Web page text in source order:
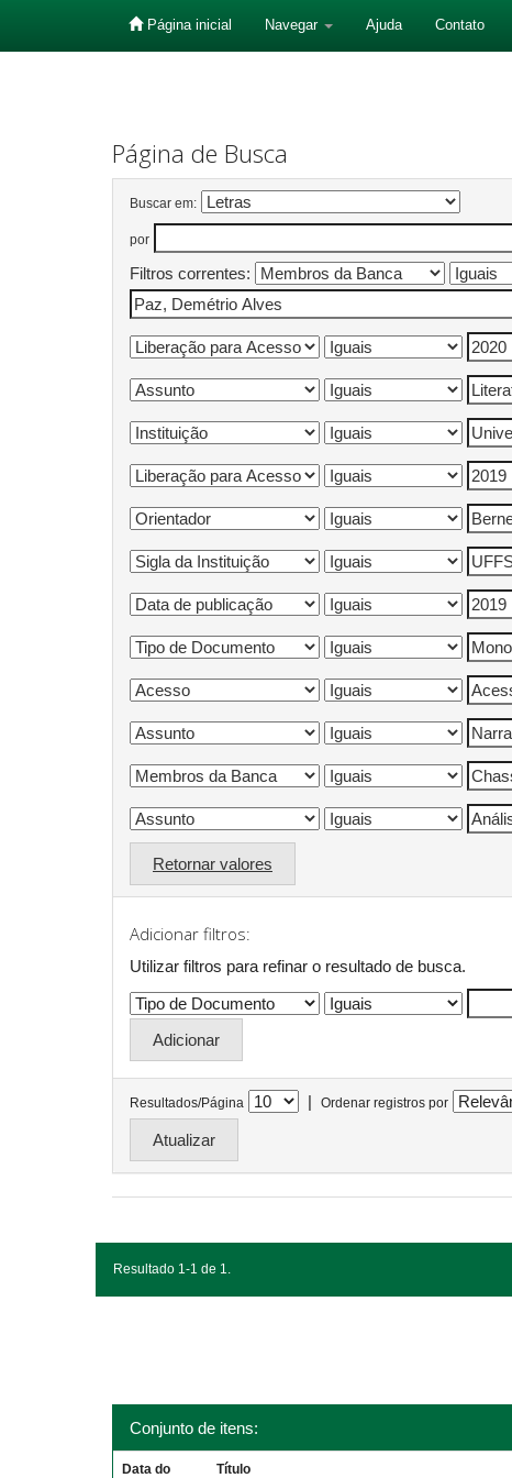
Página inicial Navegar Ajuda Contato
Página de Busca
Buscar em:
por
Filtros correntes:
Retornar valores
Adicionar filtros:
Utilizar filtros para refinar o resultado de busca.
Resultados/Página | Ordenar registros por
Resultado 1-1 de 1.
Conjunto de itens:
Data do Título